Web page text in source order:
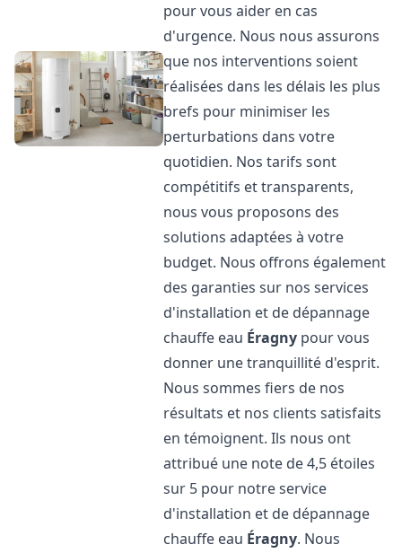
pour vous aider en cas
d'urgence. Nous nous assurons
que nos interventions soient
réalisées dans les délais les plus
brefs pour minimiser les
perturbations dans votre
quotidien. Nos tarifs sont
compétitifs et transparents,
nous vous proposons des
solutions adaptées à votre
budget. Nous offrons également
des garanties sur nos services
d'installation et de dépannage
chauffe eau Éragny pour vous
donner une tranquillité d'esprit.
Nous sommes fiers de nos
résultats et nos clients satisfaits
en témoignent. Ils nous ont
attribué une note de 4,5 étoiles
sur 5 pour notre service
d'installation et de dépannage
chauffe eau Éragny. Nous